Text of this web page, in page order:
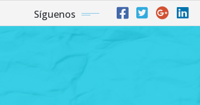
Síguenos